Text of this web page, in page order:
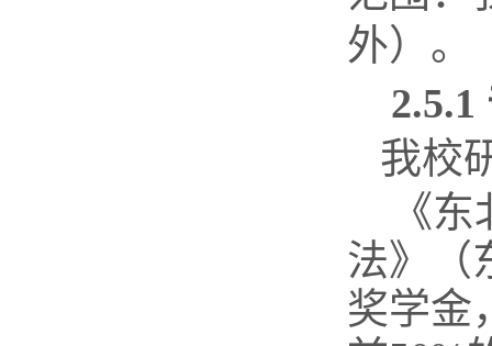
外）。
2.5.1
我校
《
法》（
奖学金